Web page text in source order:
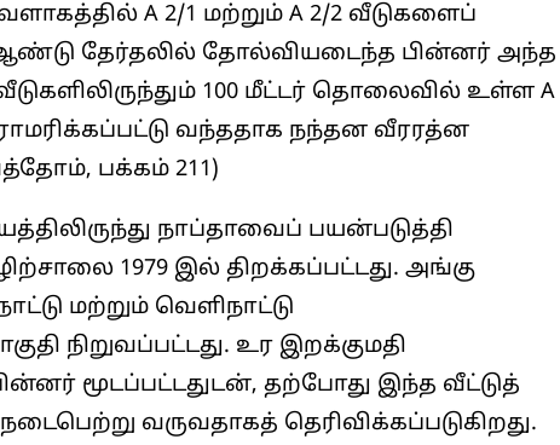
A 2/1 மற்றும் A 2/2 வீடுகளைப்
ஆண்டு தேர்தலில் தோல்வியடைந்த பின்னர் அந்த
100 மீட்டர் தொலைவில் உள்ள A
வந்ததாக நந்தன வீரரத்ன
பக்கம் 211)
நாப்தாவைப் பயன்படுத்தி
1979 இல் திறக்கப்பட்டது. அங்கு
மற்றும் வெளிநாட்டு
நிறுவப்பட்டது. உர இறக்குமதி
மூடப்பட்டதுடன், தற்போது இந்த வீட்டுத்
வருவதாகத் தெரிவிக்கப்படுகிறது.